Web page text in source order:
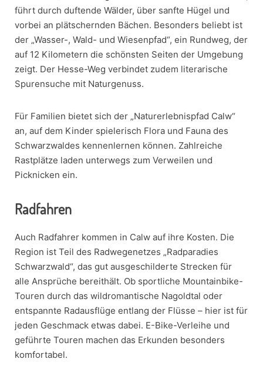
führt durch duftende Wälder, über sanfte Hügel und
vorbei an plätschernden Bächen. Besonders beliebt ist
der „Wasser-, Wald- und Wiesenpfad“, ein Rundweg, der
auf 12 Kilometern die schönsten Seiten der Umgebung
zeigt. Der Hesse-Weg verbindet zudem literarische
Spurensuche mit Naturgenuss.
Für Familien bietet sich der „Naturerlebnispfad Calw“
an, auf dem Kinder spielerisch Flora und Fauna des
Schwarzwaldes kennenlernen können. Zahlreiche
Rastplätze laden unterwegs zum Verweilen und
Picknicken ein.
Radfahren
Auch Radfahrer kommen in Calw auf ihre Kosten. Die
Region ist Teil des Radwegenetzes „Radparadies
Schwarzwald“, das gut ausgeschilderte Strecken für
alle Ansprüche bereithält. Ob sportliche Mountainbike-
Touren durch das wildromantische Nagoldtal oder
entspannte Radausflüge entlang der Flüsse – hier ist für
jeden Geschmack etwas dabei. E-Bike-Verleihe und
geführte Touren machen das Erkunden besonders
komfortabel.